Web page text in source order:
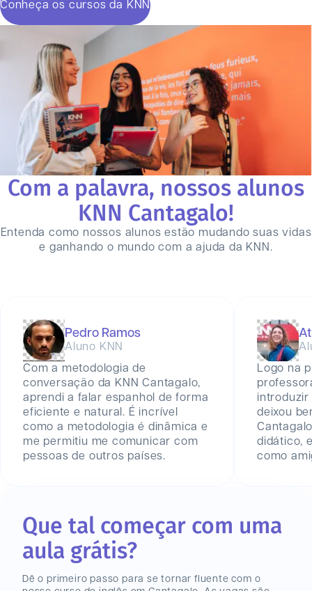
Conheça os cursos da KNN
Com a palavra, nossos alunos
KNN Cantagalo!
Entenda como nossos alunos estão mudando suas vidas
e ganhando o mundo com a ajuda da KNN.
Pedro Ramos
Aluno KNN
Com a metodologia de
conversação da KNN Cantagalo,
aprendi a falar espanhol de forma
eficiente e natural. É incrível
como a metodologia é dinâmica e
me permitiu me comunicar com
pessoas de outros países.
Logo na
introduzir
deixou
didático,
como
Que tal começar com uma
aula grátis?
Dê o primeiro passo para se tornar fluente com o